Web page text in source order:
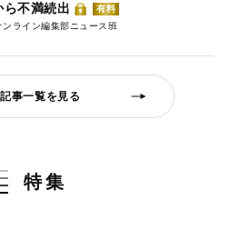
ら不満続出
有料
ンライン編集部ニュース班
事一覧を見る
特集